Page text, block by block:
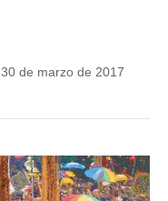
30 de marzo de 2017